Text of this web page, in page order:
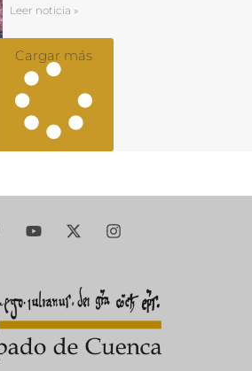
Leer noticia »
Cargar más